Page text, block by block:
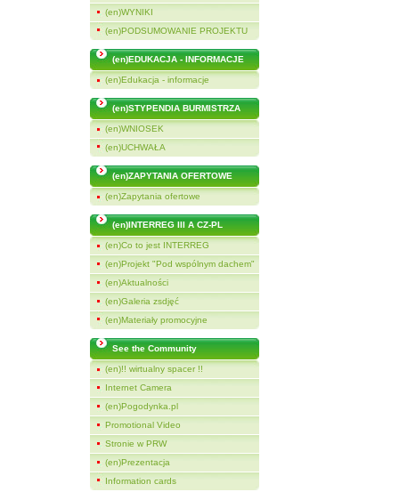
(en)WYNIKI
(en)PODSUMOWANIE PROJEKTU
(en)EDUKACJA - INFORMACJE
(en)Edukacja - informacje
(en)STYPENDIA BURMISTRZA
(en)WNIOSEK
(en)UCHWAŁA
(en)ZAPYTANIA OFERTOWE
(en)Zapytania ofertowe
(en)INTERREG III A CZ-PL
(en)Co to jest INTERREG
(en)Projekt "Pod wspólnym dachem"
(en)Aktualności
(en)Galeria zsdjęć
(en)Materiały promocyjne
See the Community
(en)!! wirtualny spacer !!
Internet Camera
(en)Pogodynka.pl
Promotional Video
Stronie w PRW
(en)Prezentacja
Information cards